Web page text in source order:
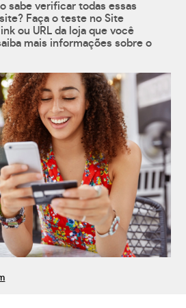
sabe verificar todas essas
Faça o teste no Site
ou URL da loja que você
mais informações sobre o